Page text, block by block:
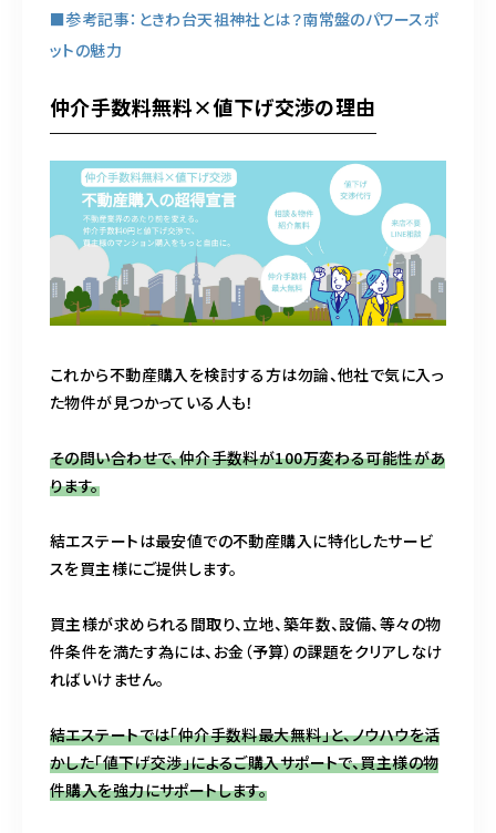
■参考記事：ときわ台天祖神社とは？南常盤のパワースポ
ットの魅力
仲介手数料無料×値下げ交渉の理由
これから不動産購入を検討する方は勿論、他社で気に入っ
た物件が見つかっている人も！
その問い合わせで、仲介手数料が100万変わる可能性があ
ります。
結エステートは最安値での不動産購入に特化したサービ
スを買主様にご提供します。
買主様が求められる間取り、立地、築年数、設備、等々の物
件条件を満たす為には、お金（予算）の課題をクリアしなけ
ればいけません。
結エステートでは「仲介手数料最大無料」と、ノウハウを活
かした「値下げ交渉」によるご購入サポートで、買主様の物
件購入を強力にサポートします。